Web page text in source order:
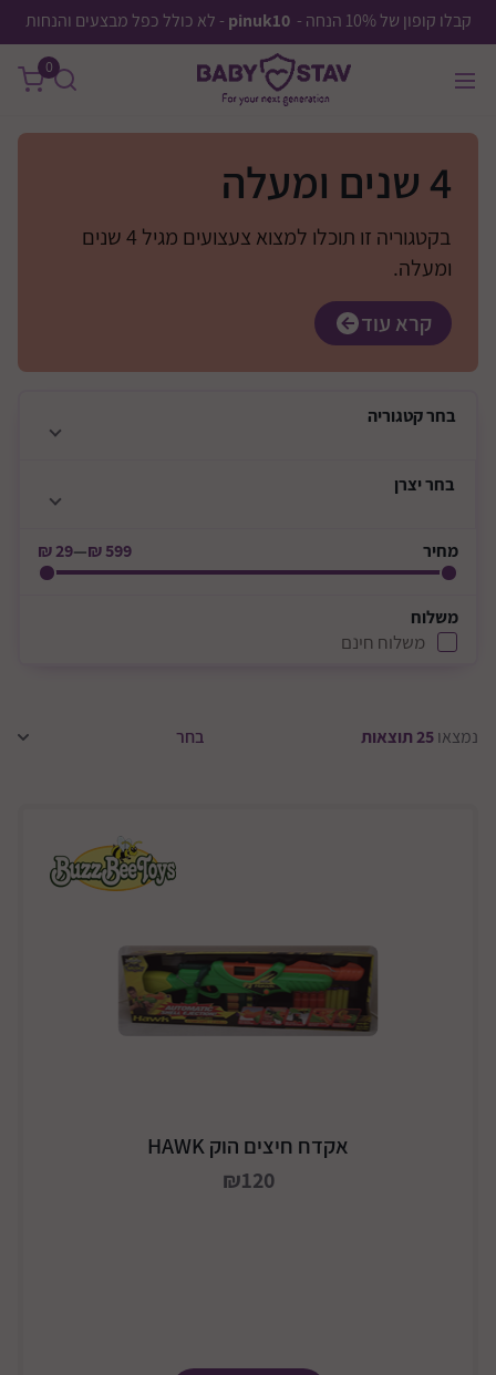
קבלו קופון של 10% הנחה - pinuk10 - לא כולל כפל מבצעים והנחות
0
4 שנים ומעלה
בקטגוריה זו תוכלו למצוא צעצועים מגיל 4 שנים
ומעלה.
קרא עוד
בחרקטגוריה
בחריצרן
מחיר 599 ₪
—
29 ₪
משלוח
משלוח חינם
נמצאו25תוצאות
אקדח חיצים הוק HAWK
₪120